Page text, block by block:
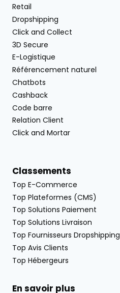
Retail
Dropshipping
Click and Collect
3D Secure
E-Logistique
Référencement naturel
Chatbots
Cashback
Code barre
Relation Client
Click and Mortar
Classements
Top E-Commerce
Top Plateformes (CMS)
Top Solutions Paiement
Top Solutions Livraison
Top Fournisseurs Dropshipping
Top Avis Clients
Top Hébergeurs
En savoir plus